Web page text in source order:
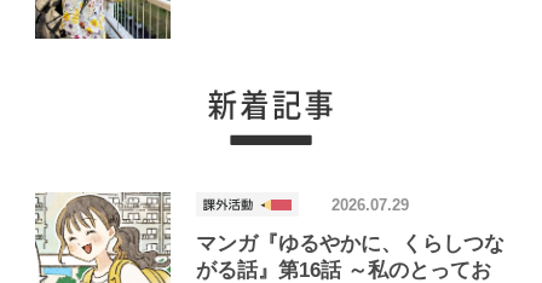
マンガ『ゆるやかに、くらしつな
がる話』第16話 ～私のとってお
2026.07.29